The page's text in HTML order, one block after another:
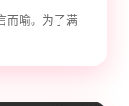
而喻。为了满